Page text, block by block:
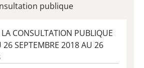
publique
CONSULTATION PUBLIQUE
26 SEPTEMBRE 2018 AU 26